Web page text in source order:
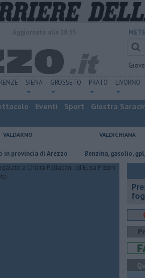
SIENA GROSSETO PRATO LIVORNO
Eventi Sport Giostra
VALDARNO VALDICHIANA
di Arezzo ​Benzina, gasolio, gpl, ecco